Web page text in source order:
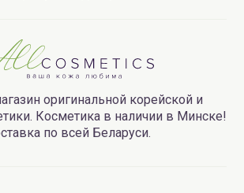
оригинальной корейской и
Косметика в наличии в Минске!
по всей Беларуси.